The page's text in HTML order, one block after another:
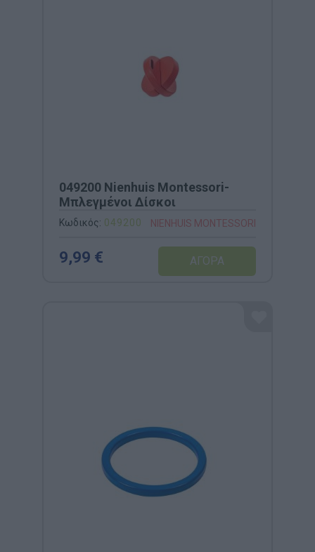
049200 Nienhuis Montessori-
Μπλεγμένοι Δίσκοι
Κωδικός: 049200 NIENHUIS MONTESSORI
9,99 €